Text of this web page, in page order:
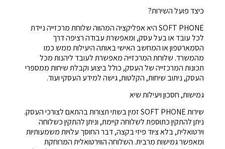
כיצד פועל השירות?
SOFT PHONE היא אפליקציה המהווה שלוחת מרכזייה ניידת
לכל עובד או בעל עסק, ומאפשרת עבודה רציפה דרך
הסמארטפון או המחשב האישי באותה היעילות ממש כמו
מהמשרד. שלוחת המרכזייה מאפשרת לעובד ליהנות מכל
תכונות המרכזייה של העסק, כולל ביצוע וקבלת שיחות ממספרי
העסק, ניתוב שיחות, הקלטות, גישה למידע העסקי ועוד.
גמישות, חסכון ויעילות שיא
שירות SOFT PHONE זמין בשתי תצורות בהתאם לצורכי העסק.
ניתן להתקין כתוספת לשלוחה קיימת, וניתן להתקין כשלוחה
וירטואלית, בלא ציוד פיזי בקצה, דבר החוסך עלויות משמעותיות
ומאפשר גמישות מרבית. השלוחה הווירטואלית המרוחקת